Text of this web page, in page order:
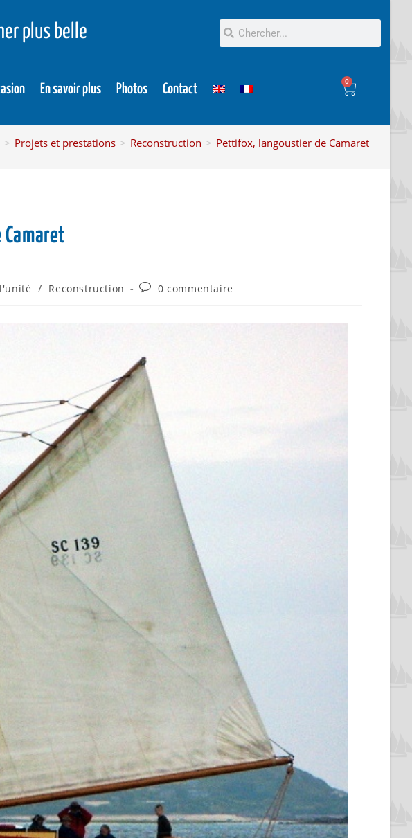
plus belle
En savoir plus Photos Contact
0
> Projets et prestations > Reconstruction > Pettifox, langoustier de Camaret
/ Reconstruction 0 commentaire